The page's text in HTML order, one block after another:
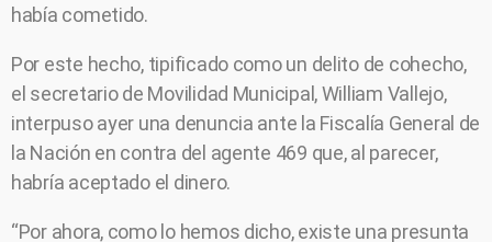
había cometido.
Por este hecho, tipificado como un delito de cohecho,
el secretario de Movilidad Municipal, William Vallejo,
interpuso ayer una denuncia ante la Fiscalía General de
la Nación en contra del agente 469 que, al parecer,
habría aceptado el dinero.
“Por ahora, como lo hemos dicho, existe una presunta